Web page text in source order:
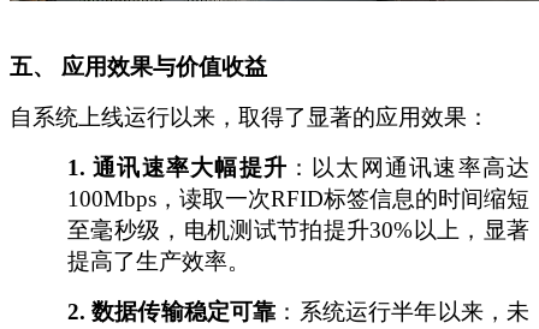
五、
应用效果与价值收益
自系统上线运行以来，取得了显著的应用效果：
1.通讯速率大幅提升 ：以太网通讯速率高达
100Mbps，读取一次RFID标签信息的时间缩短
至毫秒级，电机测试节拍提升30%以上，显著
提高了生产效率。
2.数据传输稳定可靠 ：系统运行半年以来，未